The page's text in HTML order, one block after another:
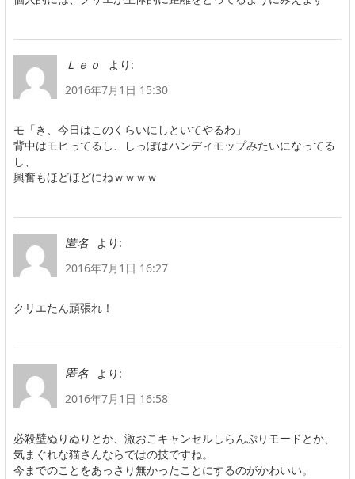
Ｌｅｏ
より:
2016年7月1日 15:30
モ「き、今日はこのくらいにしといてやるわ」
背中はモヒってるし、しっぽはハンディモップみたいになってる
し、
興奮もほどほどにねｗｗｗｗ
匿名
より:
2016年7月1日 16:27
クリエたん頑張れ！
匿名
より:
2016年7月1日 16:58
必殺壁ぬりぬりとか、激おこキャンセルしらんぷりモードとか、
気まぐれな猫さんならではの技ですね。
今までのことをあっさり無かったことにするのがかわいい。